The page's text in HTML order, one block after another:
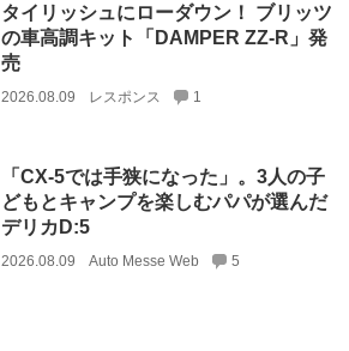
タイリッシュにローダウン！ ブリッツ
の車高調キット「DAMPER ZZ-R」発
売
2026.08.09 レスポンス 1
「CX-5では手狭になった」。3人の子
どもとキャンプを楽しむパパが選んだ
デリカD:5
2026.08.09 Auto Messe Web 5